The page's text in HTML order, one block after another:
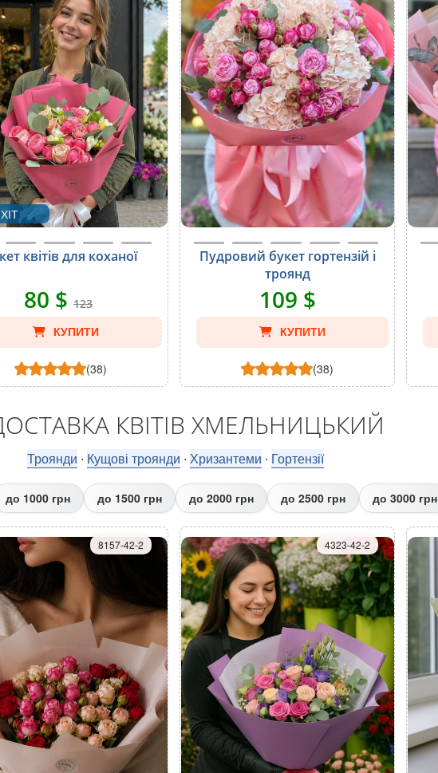
ХІТ
квітів для коханої
80 $ 123
КУПИТИ
(38)
Пудровий букет гортензій і
троянд
109 $
КУПИТИ
(38)
КВІТІВ ХМЕЛЬНИЦЬКИЙ
Троянди ⋅ Кущові троянди ⋅ Хризантеми ⋅ Гортензії
до 1000 грн до 1500 грн до 2000 грн до 2500 грн до 3000 грн
8157-42-2 4323-42-2